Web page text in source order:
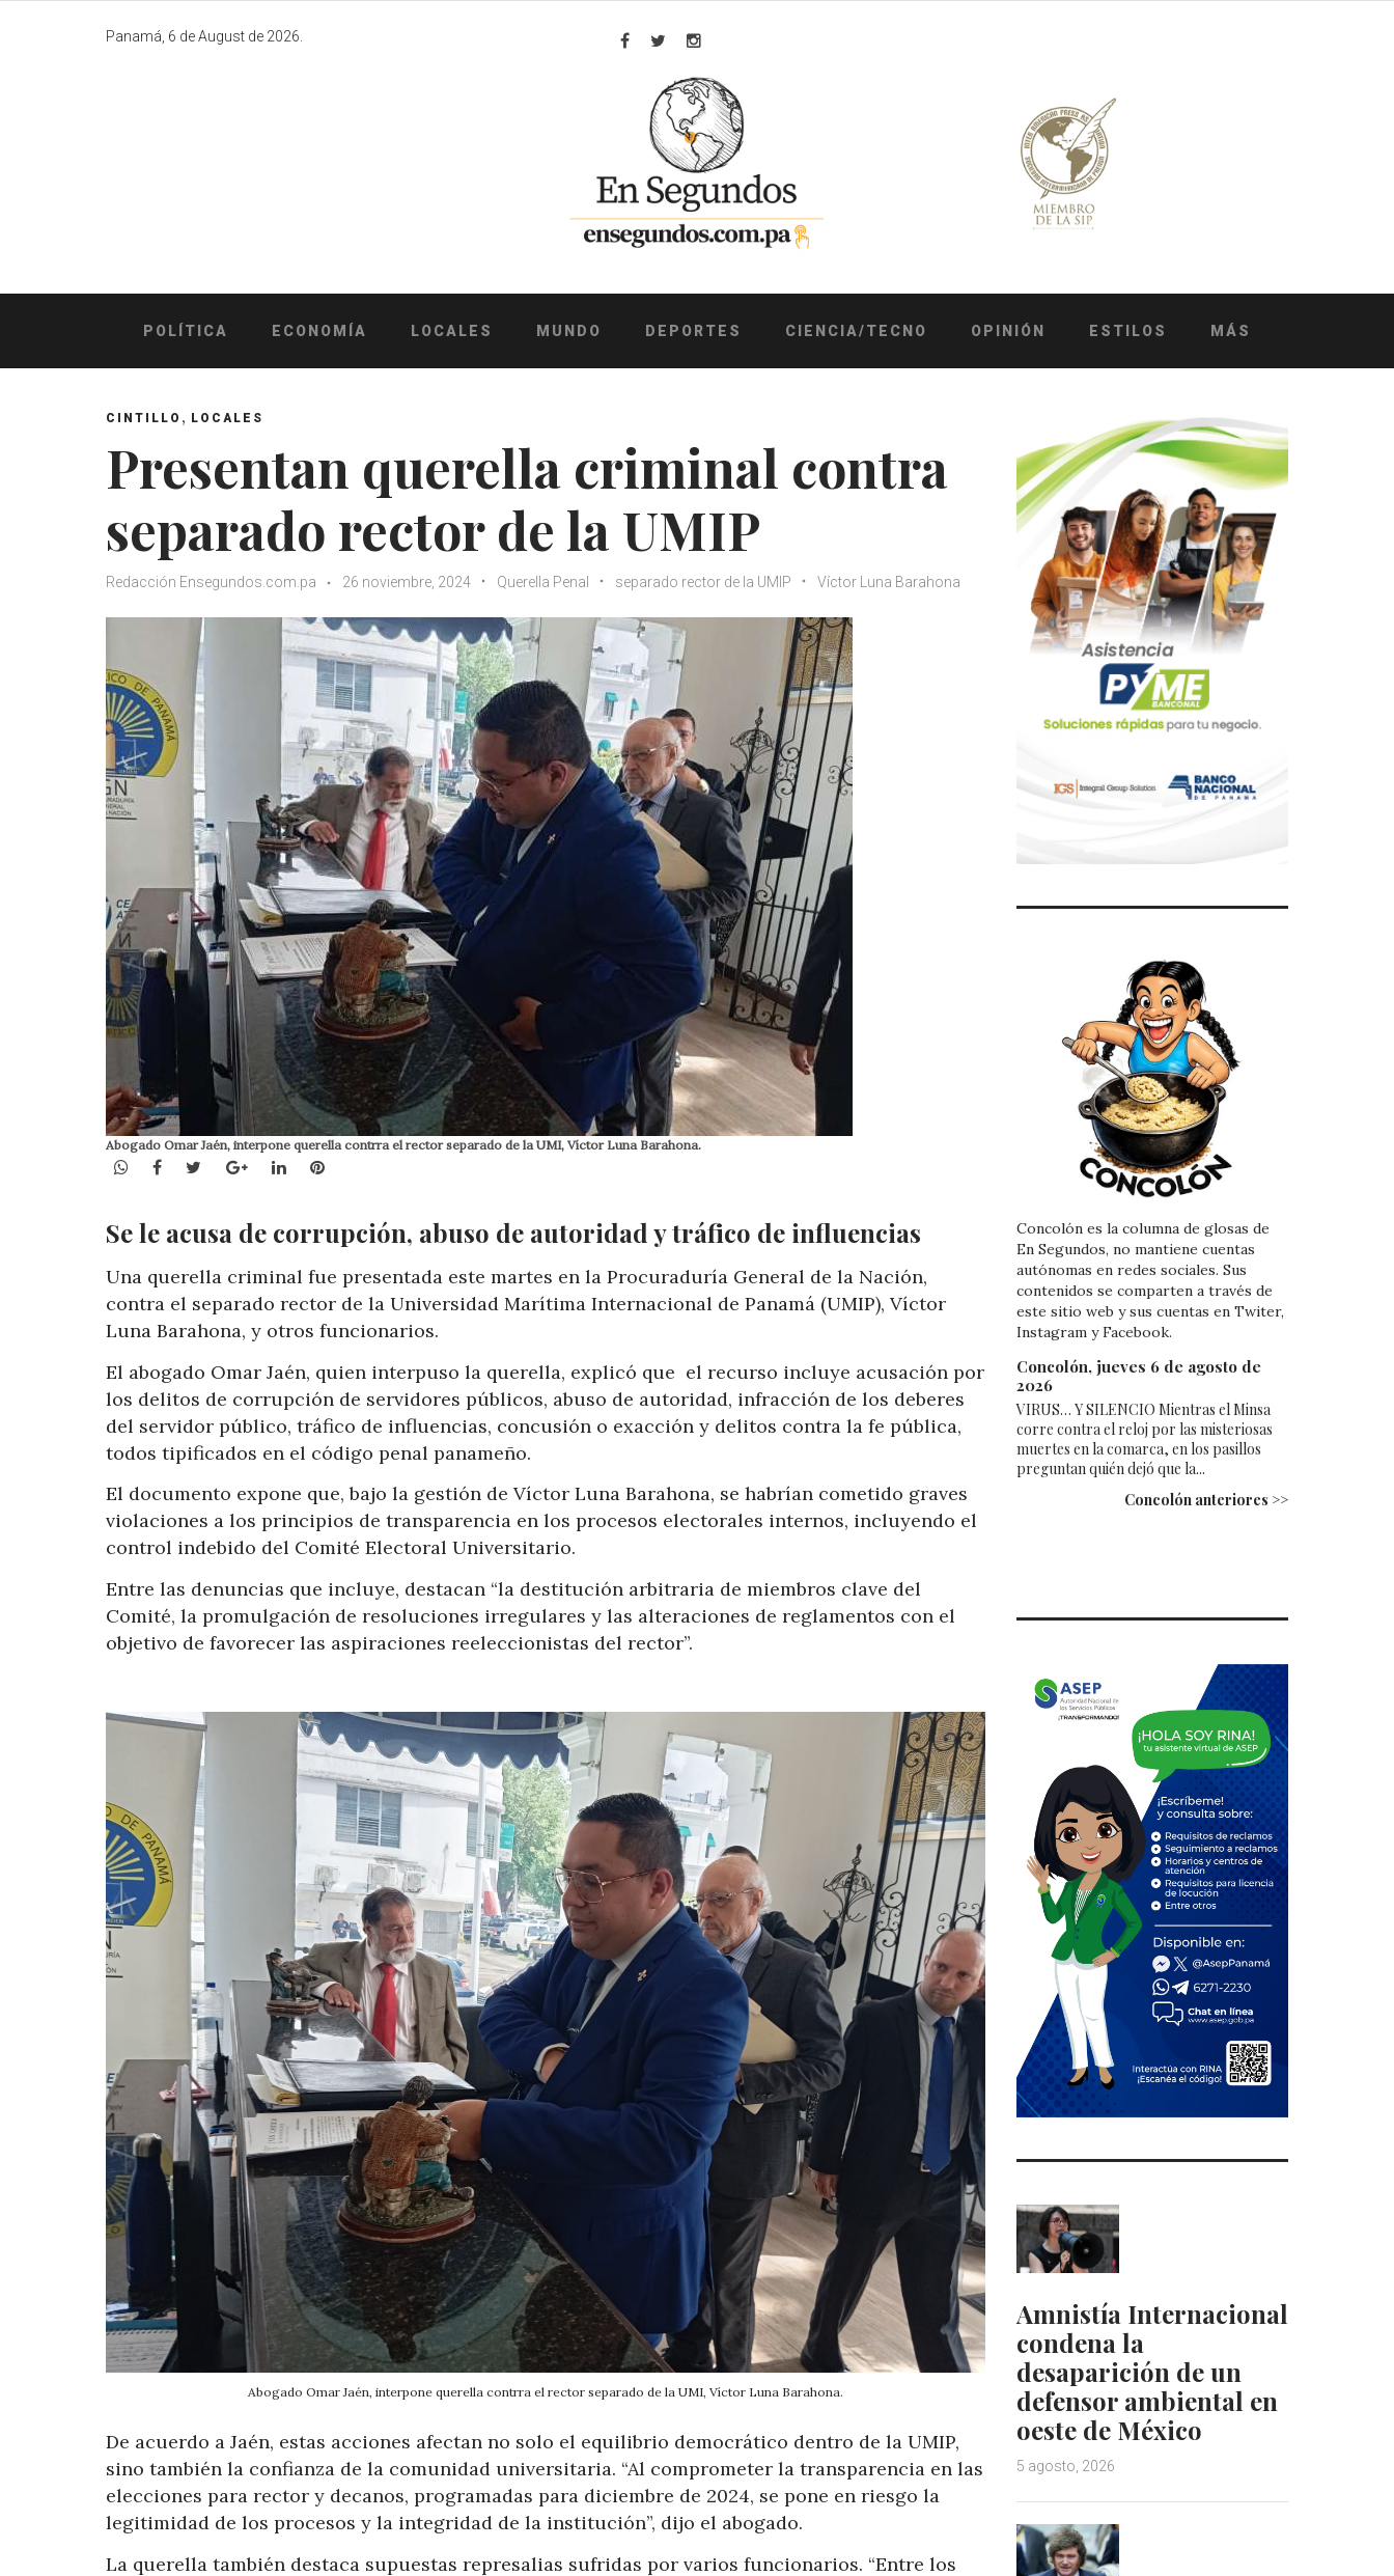
Panamá, 6 de August de 2026.
Facebook
TwitterInstagram
POLÍTICA ECONOMÍA LOCALES MUNDO DEPORTES CIENCIA/TECNO OPINIÓN ESTILOS MÁS
CINTILLO , LOCALES
Presentan querella criminal contra
separado rector de la UMIP
Redacción Ensegundos.com.pa 26 noviembre, 2024 Querella Penal separado rector de la UMIP Víctor Luna Barahona
Abogado Omar Jaén, interpone querella contrra el rector separado de la UMI, Víctor Luna Barahona.
WhatsApp
Facebook
TwitterGoogle+LinkedInPinterest
Se le acusa de corrupción, abuso de autoridad y tráfico de influencias
Una querella criminal fue presentada este martes en la Procuraduría General de la Nación,
contra el separado rector de la Universidad Marítima Internacional de Panamá (UMIP), Víctor
Luna Barahona, y otros funcionarios.
El abogado Omar Jaén, quien interpuso la querella, explicó que el recurso incluye acusación por
los delitos de corrupción de servidores públicos, abuso de autoridad, infracción de los deberes
del servidor público, tráfico de influencias, concusión o exacción y delitos contra la fe pública,
todos tipificados en el código penal panameño.
El documento expone que, bajo la gestión de Víctor Luna Barahona, se habrían cometido graves
violaciones a los principios de transparencia en los procesos electorales internos, incluyendo el
control indebido del Comité Electoral Universitario.
Entre las denuncias que incluye, destacan “la destitución arbitraria de miembros clave del
Comité, la promulgación de resoluciones irregulares y las alteraciones de reglamentos con el
objetivo de favorecer las aspiraciones reeleccionistas del rector”.
Abogado Omar Jaén, interpone querella contrra el rector separado de la UMI, Víctor Luna Barahona.
De acuerdo a Jaén, estas acciones afectan no solo el equilibrio democrático dentro de la UMIP,
sino también la confianza de la comunidad universitaria. “Al comprometer la transparencia en las
elecciones para rector y decanos, programadas para diciembre de 2024, se pone en riesgo la
legitimidad de los procesos y la integridad de la institución”, dijo el abogado.
La querella también destaca supuestas represalias sufridas por varios funcionarios. “Entre los
Concolón es la columna de glosas de
En Segundos, no mantiene cuentas
autónomas en redes sociales. Sus
contenidos se comparten a través de
este sitio web y sus cuentas en Twiter,
Instagram y Facebook.
Concolón, jueves 6 de agosto de
2026
VIRUS… Y SILENCIO Mientras el Minsa
corre contra el reloj por las misteriosas
muertes en la comarca, en los pasillos
preguntan quién dejó que la...
Concolón anteriores >>
Amnistía Internacional
condena la
desaparición de un
defensor ambiental en
oeste de México
5 agosto, 2026